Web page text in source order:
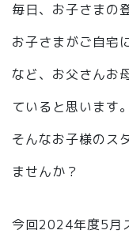
毎日、お子さまの
お子さまがご自宅
など、お父さんお
ていると思います。
そんなお子様のス
ませんか？
今回2024年度5月